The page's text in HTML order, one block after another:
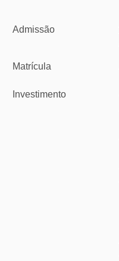
Admissão
Matrícula
Investimento